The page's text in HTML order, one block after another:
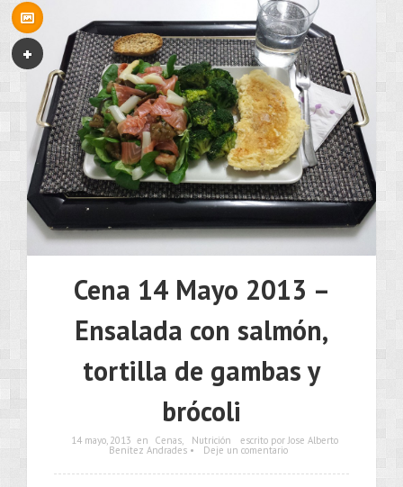
Cena 14 Mayo 2013 –
Ensalada con salmón,
tortilla de gambas y
brócoli
14 mayo, 2013 en Cenas, Nutrición escrito por Jose Alberto
Benítez Andrades • Deje un comentario